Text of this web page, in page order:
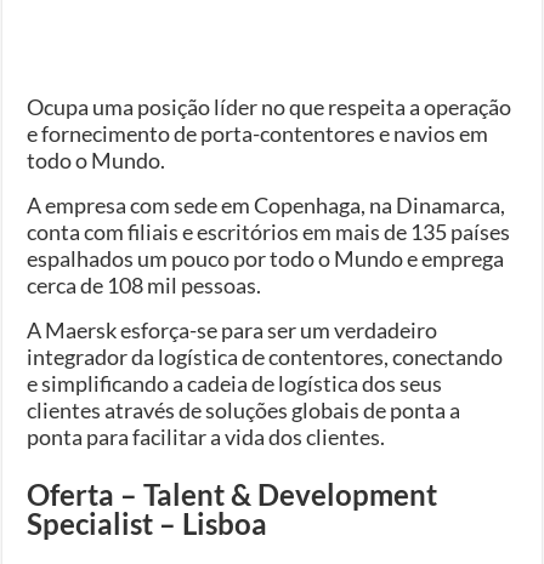
Ocupa uma posição líder no que respeita a operação
e fornecimento de porta-contentores e navios em
todo o Mundo.
A empresa com sede em Copenhaga, na Dinamarca,
conta com filiais e escritórios em mais de 135 países
espalhados um pouco por todo o Mundo e emprega
cerca de 108 mil pessoas.
A Maersk esforça-se para ser um verdadeiro
integrador da logística de contentores, conectando
e simplificando a cadeia de logística dos seus
clientes através de soluções globais de ponta a
ponta para facilitar a vida dos clientes.
Oferta – Talent & Development
Specialist – Lisboa